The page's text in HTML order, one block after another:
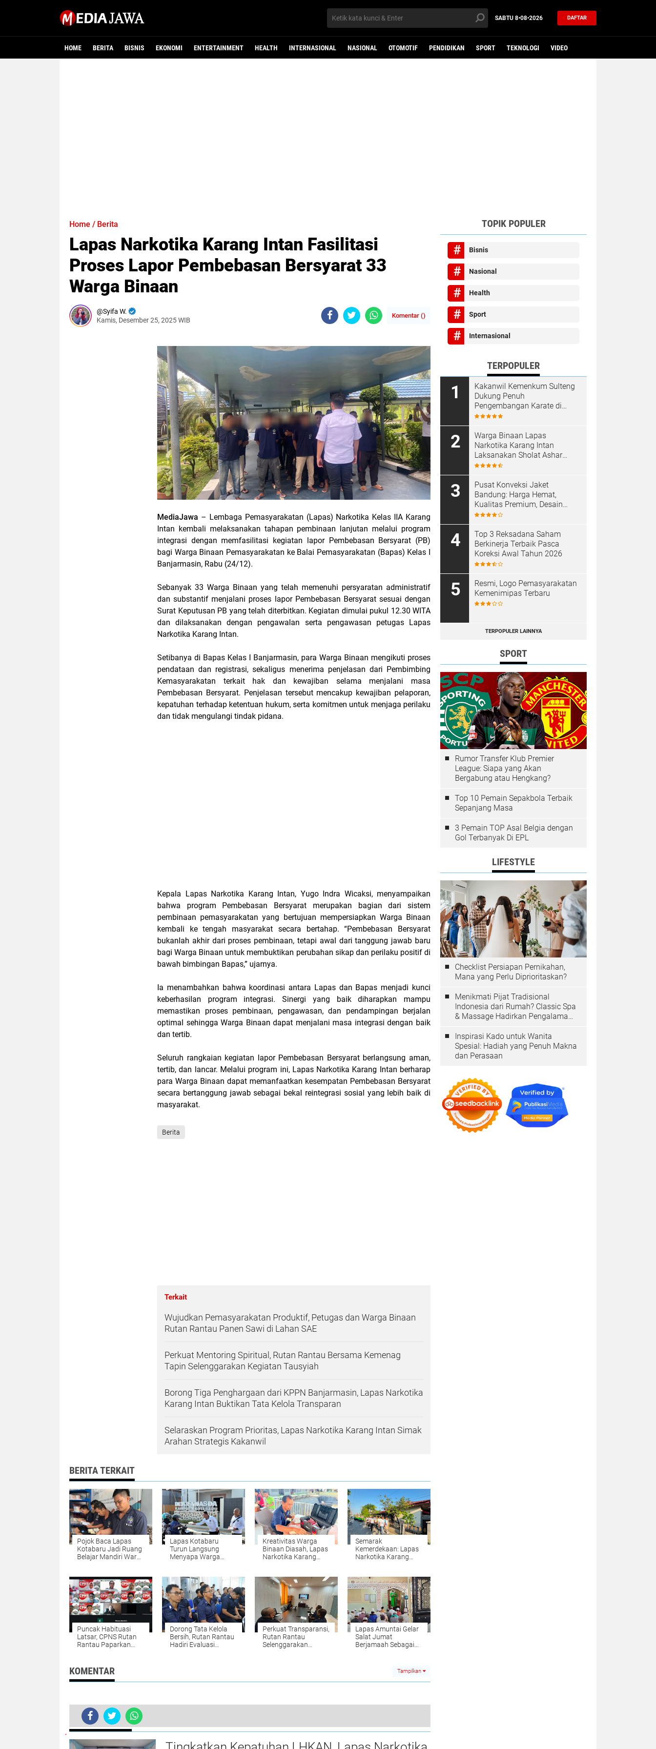
SABTU 8•08•2026 DAFTAR
HOME BERITA BISNIS EKONOMI ENTERTAINMENT HEALTH INTERNASIONAL NASIONAL OTOMOTIF PENDIDIKAN SPORT TEKNOLOGI VIDEO
Home / Berita
Lapas Narkotika Karang Intan Fasilitasi
Proses Lapor Pembebasan Bersyarat 33
Warga Binaan
Syifa W.
Kamis, Desember 25, 2025 WIB
Komentar ()
MediaJawa – Lembaga Pemasyarakatan (Lapas) Narkotika Kelas IIA Karang
Intan kembali melaksanakan tahapan pembinaan lanjutan melalui program
integrasi dengan memfasilitasi kegiatan lapor Pembebasan Bersyarat (PB)
bagi Warga Binaan Pemasyarakatan ke Balai Pemasyarakatan (Bapas) Kelas I
Banjarmasin, Rabu (24/12).
Sebanyak 33 Warga Binaan yang telah memenuhi persyaratan administratif
dan substantif menjalani proses lapor Pembebasan Bersyarat sesuai dengan
Surat Keputusan PB yang telah diterbitkan. Kegiatan dimulai pukul 12.30 WITA
dan dilaksanakan dengan pengawalan serta pengawasan petugas Lapas
Narkotika Karang Intan.
Setibanya di Bapas Kelas I Banjarmasin, para Warga Binaan mengikuti proses
pendataan dan registrasi, sekaligus menerima penjelasan dari Pembimbing
Kemasyarakatan terkait hak dan kewajiban selama menjalani masa
Pembebasan Bersyarat. Penjelasan tersebut mencakup kewajiban pelaporan,
kepatuhan terhadap ketentuan hukum, serta komitmen untuk menjaga perilaku
dan tidak mengulangi tindak pidana.
Kepala Lapas Narkotika Karang Intan, Yugo Indra Wicaksi, menyampaikan
bahwa program Pembebasan Bersyarat merupakan bagian dari sistem
pembinaan pemasyarakatan yang bertujuan mempersiapkan Warga Binaan
kembali ke tengah masyarakat secara bertahap. “Pembebasan Bersyarat
bukanlah akhir dari proses pembinaan, tetapi awal dari tanggung jawab baru
bagi Warga Binaan untuk membuktikan perubahan sikap dan perilaku positif di
bawah bimbingan Bapas,” ujarnya.
Ia menambahkan bahwa koordinasi antara Lapas dan Bapas menjadi kunci
keberhasilan program integrasi. Sinergi yang baik diharapkan mampu
memastikan proses pembinaan, pengawasan, dan pendampingan berjalan
optimal sehingga Warga Binaan dapat menjalani masa integrasi dengan baik
dan tertib.
Seluruh rangkaian kegiatan lapor Pembebasan Bersyarat berlangsung aman,
tertib, dan lancar. Melalui program ini, Lapas Narkotika Karang Intan berharap
para Warga Binaan dapat memanfaatkan kesempatan Pembebasan Bersyarat
secara bertanggung jawab sebagai bekal reintegrasi sosial yang lebih baik di
masyarakat.
Berita
Terkait
Wujudkan Pemasyarakatan Produktif, Petugas dan Warga Binaan
Rutan Rantau Panen Sawi di Lahan SAE
Perkuat Mentoring Spiritual, Rutan Rantau Bersama Kemenag
Tapin Selenggarakan Kegiatan Tausyiah
Borong Tiga Penghargaan dari KPPN Banjarmasin, Lapas Narkotika
Karang Intan Buktikan Tata Kelola Transparan
Selaraskan Program Prioritas, Lapas Narkotika Karang Intan Simak
Arahan Strategis Kakanwil
BERITA TERKAIT
Pojok Baca Lapas
Kotabaru Jadi Ruang
Belajar Mandiri Warga
Lapas Kotabaru
Turun Langsung
Menyapa Warga
Jumat Berkah
Kreativitas Warga
Binaan Diasah, Lapas
Narkotika Karang
Gantungan Kunci
Huruf Abjad dari
Bambu
Semarak
Kemerdekaan: Lapas
Narkotika Karang
Puncak Habituasi
Latsar, CPNS Rutan
Rantau Paparkan
Dorong Tata Kelola
Bersih, Rutan Rantau
Hadiri Evaluasi
Perkuat Transparansi,
Rutan Rantau
Selenggarakan
Lapas Amuntai Gelar
Salat Jumat
Berjamaah Sebagai
KOMENTAR Tampilkan
Lapas Narkotika Karang Intan Fasilitasi Proses Lapor Pembebasan Bersyarat 33 Warga Binaan
0
BERITA TERKINI
TOPIK POPULER
Bisnis
Nasional
Health
Sport
Internasional
TERPOPULER
Kakanwil Kemenkum Sulteng
Dukung Penuh
Pengembangan Karate di
Bumi Seribu Megalith
Warga Binaan Lapas
Narkotika Karang Intan
Laksanakan Sholat Ashar
Berjamaah di Masjid At-
Pusat Konveksi Jaket
Bandung: Harga Hemat,
Kualitas Premium, Desain
Custom
Top 3 Reksadana Saham
Berkinerja Terbaik Pasca
Koreksi Awal Tahun 2026
Resmi, Logo Pemasyarakatan
Kemenimipas Terbaru
TERPOPULER LAINNYA
SPORT
Rumor Transfer Klub Premier
League: Siapa yang Akan
Bergabung atau Hengkang?
Top 10 Pemain Sepakbola Terbaik
Sepanjang Masa
3 Pemain TOP Asal Belgia dengan
Gol Terbanyak Di EPL
LIFESTYLE
Checklist Persiapan Pernikahan,
Mana yang Perlu Diprioritaskan?
Menikmati Pijat Tradisional
Indonesia dari Rumah? Classic Spa
& Massage Hadirkan Pengalaman
Inspirasi Kado untuk Wanita
Spesial: Hadiah yang Penuh Makna
dan Perasaan